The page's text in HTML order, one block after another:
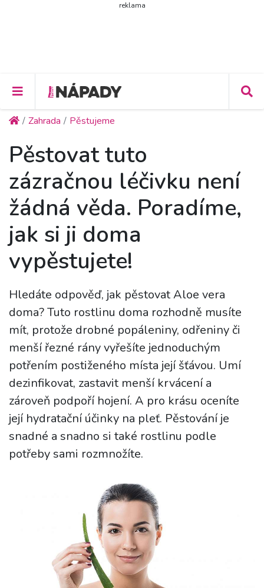
reklama
Zahrada Pěstujeme
Pěstovat tuto
zázračnou léčivku není
žádná věda. Poradíme,
jak si ji doma
vypěstujete!
Hledáte odpověď, jak pěstovat Aloe vera
doma? Tuto rostlinu doma rozhodně musíte
mít, protože drobné popáleniny, odřeniny či
menší řezné rány vyřešíte jednoduchým
potřením postiženého místa její šťávou. Umí
dezinfikovat, zastavit menší krvácení a
zároveň podpoří hojení. A pro krásu oceníte
její hydratační účinky na pleť. Pěstování je
snadné a snadno si také rostlinu podle
potřeby sami rozmnožíte.